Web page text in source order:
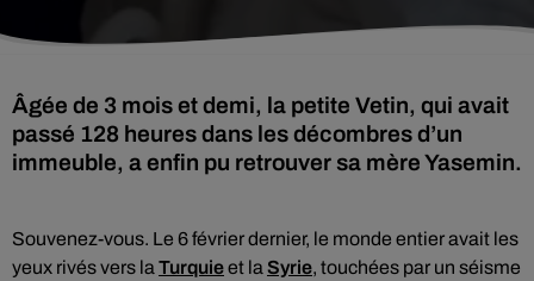
Âgée de 3 mois et demi, la petite Vetin, qui avait
passé 128 heures dans les décombres d’un
immeuble, a enfin pu retrouver sa mère Yasemin.
Souvenez-vous. Le 6 février dernier, le monde entier avait les
yeux rivés vers la Turquieet la Syrie, touchées par un séisme